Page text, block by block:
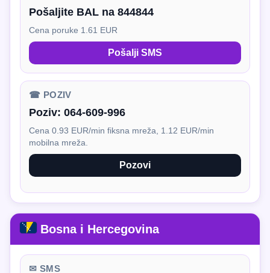
Pošaljite BAL na 844844
Cena poruke 1.61 EUR
Pošalji SMS
☎ POZIV
Poziv: 064-609-996
Cena 0.93 EUR/min fiksna mreža, 1.12 EUR/min
mobilna mreža.
Pozovi
Bosna i Hercegovina
✉ SMS